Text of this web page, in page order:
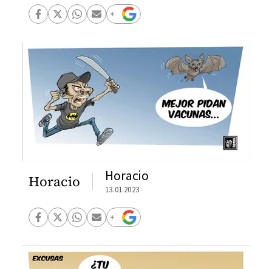
Horacio Horacio
13.01.2023